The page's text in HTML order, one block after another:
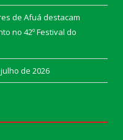
de Afuá destacam
no 42º Festival do
de 2026